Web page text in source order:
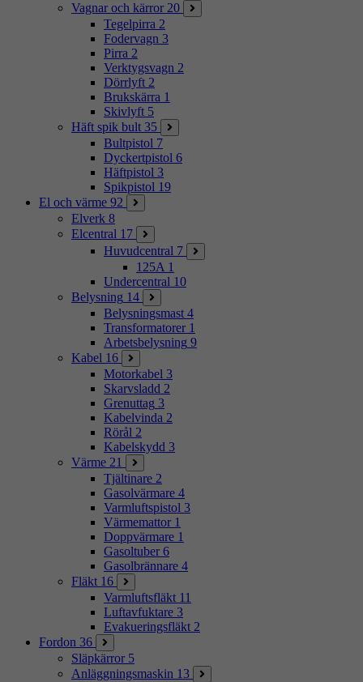
Vagnar och kärror 20
Tegelpirra 2
Fodervagn 3
Pirra 2
Verktygsvagn 2
Dörrlyft 2
Brukskärra 1
Skivlyft 5
Häft spik bult 35
Bultpistol 7
Dyckertpistol 6
Häftpistol 3
Spikpistol 19
El och värme 92
Elverk 8
Elcentral 17
Huvudcentral 7
125A 1
Undercentral 10
Belysning 14
Belysningsmast 4
Transformatorer 1
Arbetsbelysning 9
Kabel 16
Motorkabel 3
Skarvsladd 2
Grenuttag 3
Kabelvinda 2
Rörål 2
Kabelskydd 3
Värme 21
Tjältinare 2
Gasolvärmare 4
Varmluftspistol 3
Värmemattor 1
Doppvärmare 1
Gasoltuber 6
Gasolbrännare 4
Fläkt 16
Varmluftsfläkt 11
Luftavfuktare 3
Evakueringsfläkt 2
Fordon 36
Släpkärror 5
Anläggningsmaskin 13